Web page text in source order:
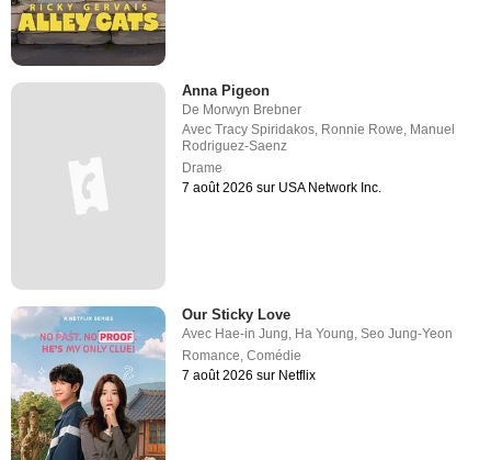
Anna Pigeon
De Morwyn Brebner
AvecTracy Spiridakos, Ronnie Rowe, Manuel
Rodriguez-Saenz
Drame
7 août 2026 sur USA Network Inc.
Our Sticky Love
Avec Hae-in Jung Ha Young ,Seo Jung-Yeon
Romance ,Comédie
7 août 2026 sur Netflix